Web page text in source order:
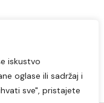
iskustvo
oglase ili sadržaj i
sve", pristajete
Sport